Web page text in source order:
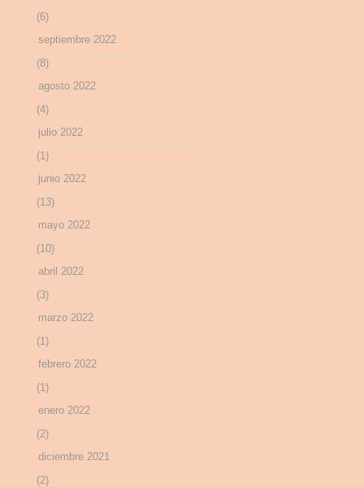
(6)
septiembre 2022
(8)
agosto 2022
(4)
julio 2022
(1)
junio 2022
(13)
mayo 2022
(10)
abril 2022
(3)
marzo 2022
(1)
febrero 2022
(1)
enero 2022
(2)
diciembre 2021
(2)